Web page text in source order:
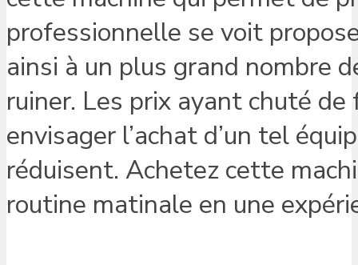
professionnelle se voit
ainsi à un plus grand nombre
ruiner. Les prix ayant chuté
envisager l’achat d’un tel
réduisent. Achetez cette
routine matinale en une